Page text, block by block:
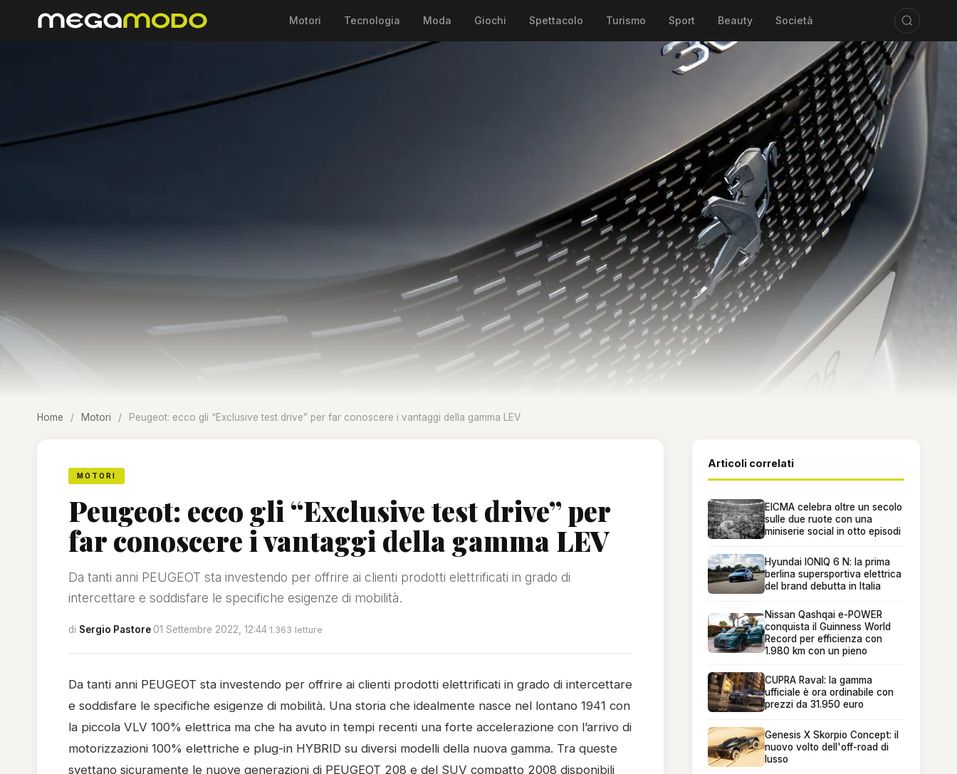
Motori Tecnologia Moda Giochi Spettacolo Turismo Sport Beauty Società
Home / Motori / Peugeot: ecco gli “Exclusive test drive” per far conoscere i vantaggi della gamma LEV
MOTORI
Peugeot: ecco gli “Exclusive test drive” per
far conoscere i vantaggi della gamma LEV
Da tanti anni PEUGEOT sta investendo per offrire ai clienti prodotti elettrificati in grado di
intercettare e soddisfare le specifiche esigenze di mobilità.
di Sergio Pastore·01 Settembre 2022, 12:44·1.363 letture
Da tanti anni PEUGEOT sta investendo per offrire ai clienti prodotti elettrificati in grado di intercettare
e soddisfare le specifiche esigenze di mobilità. Una storia che idealmente nasce nel lontano 1941 con
la piccola VLV 100% elettrica ma che ha avuto in tempi recenti una forte accelerazione con l’arrivo di
motorizzazioni 100% elettriche e plug-in HYBRID su diversi modelli della nuova gamma. Tra queste
svettano sicuramente le nuove generazioni di PEUGEOT 208 e del SUV compatto 2008 disponibili
Articoli correlati
EICMA celebra oltre un secolo
sulle due ruote con una
miniserie social in otto episodi
Hyundai IONIQ 6 N: la prima
berlina supersportiva elettrica
del brand debutta in Italia
Nissan Qashqai e-POWER
conquista il Guinness World
Record per efficienza con
1.980 km con un pieno
CUPRA Raval: la gamma
ufficiale è ora ordinabile con
prezzi da 31.950 euro
Genesis X Skorpio Concept: il
nuovo volto dell'off-road di
lusso